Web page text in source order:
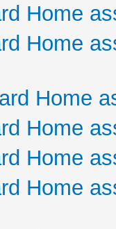
Home
Home
Home
Home
Home
Home